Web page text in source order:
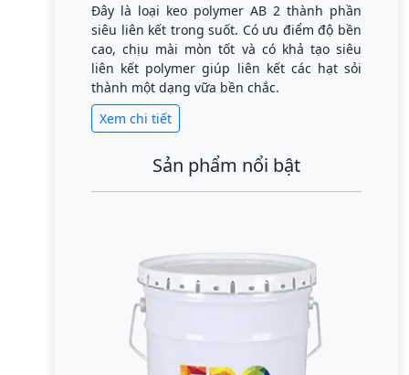
Đây là loại keo polymer AB 2 thành phần
siêu liên kết trong suốt. Có ưu điểm độ bền
cao, chịu mài mòn tốt và có khả tạo siêu
liên kết polymer giúp liên kết các hạt sỏi
thành một dạng vữa bền chắc.
Xem chi tiết
Sản phẩm nổi bật